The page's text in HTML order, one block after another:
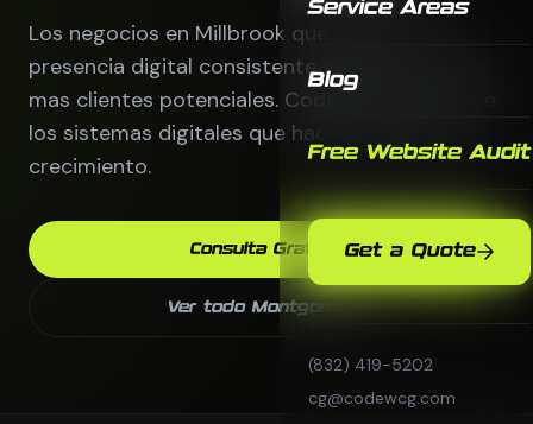
Service Areas
Blog
Free Website Audit
Get a Quote
(832) 419-5202
cg@codewcg.com
Los negocios en Millbrook que invierten en
presencia digital consistente generan 3 veces
mas clientes potenciales. CodeWCG construye
los sistemas digitales que hacen posible ese
crecimiento.
Consulta Gratis
Ver todo Montgomery